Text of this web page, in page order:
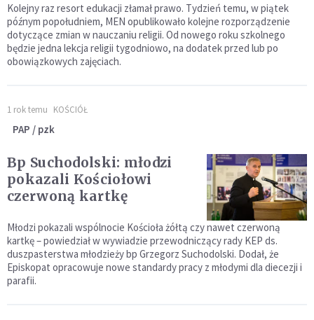
Kolejny raz resort edukacji złamał prawo. Tydzień temu, w piątek
późnym popołudniem, MEN opublikowało kolejne rozporządzenie
dotyczące zmian w nauczaniu religii. Od nowego roku szkolnego
będzie jedna lekcja religii tygodniowo, na dodatek przed lub po
obowiązkowych zajęciach.
1 rok temu KOŚCIÓŁ
PAP / pzk
Bp Suchodolski: młodzi
pokazali Kościołowi
czerwoną kartkę
Młodzi pokazali wspólnocie Kościoła żółtą czy nawet czerwoną
kartkę – powiedział w wywiadzie przewodniczący rady KEP ds.
duszpasterstwa młodzieży bp Grzegorz Suchodolski. Dodał, że
Episkopat opracowuje nowe standardy pracy z młodymi dla diecezji i
parafii.